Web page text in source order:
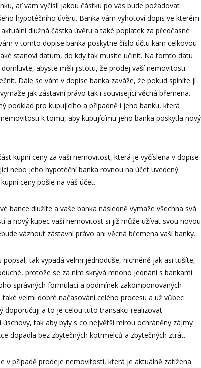
ať vám vyčíslí jakou částku po vás bude požadovat
hypotéčního úvěru. Banka vám vyhotoví dopis ve kterém
dlužná částka úvěru a také poplatek za předčasné
v tomto dopise banka poskytne číslo účtu kam celkovou
stanoví datum, do kdy tak musíte učinit. Na tomto datu
domluvte, abyste měli jistotu, že prodej vaší nemovitosti
Dále se vám v dopise banka zaváže, že pokud splníte jí
jak zástavní právo tak i související věcná břemena.
podklad pro kupujícího a případně i jeho banku, která
k tomu, aby kupujícímu jeho banka poskytla nový
kupní ceny za vaši nemovitost, která je vyčíslena v dopise
nebo jeho hypotéční banka rovnou na účet uvedený
ceny pošle na váš účet.
bance dlužíte a vaše banka následně vymaže všechna svá
a nový kupec vaší nemovitost si již může užívat svou novou
váznout zástavní právo ani věcná břemena vaší banky.
tak vypadá velmi jednoduše, nicméně jak asi tušíte,
protože se za ním skrývá mnoho jednání s bankami
správných formulací a podmínek zakomponovaných
velmi dobré načasování celého procesu a už vůbec
doporučuji a to je celou tuto transakci realizovat
tak aby byly s co největší mírou ochráněny zájmy
dopadla bez zbytečných kotrmelců a zbytečných ztrát.
v případě prodeje nemovitosti, která je aktuálně zatížena